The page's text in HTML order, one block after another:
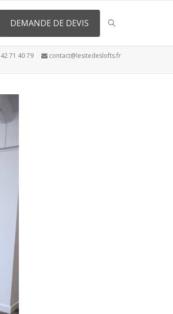
DEMANDE DE DEVIS
42 71 40 79 contact@lesitedeslofts.fr